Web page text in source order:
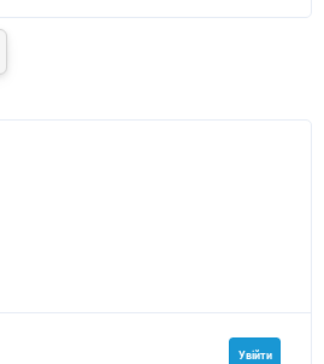
Увійти